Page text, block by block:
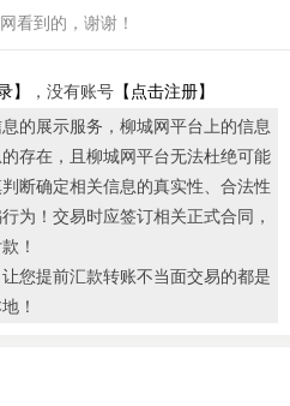
看到的，谢谢！
】 ，没有账号 【点击注册】
的展示服务，柳城网平台上的信息
存在，且柳城网平台无法杜绝可能
断确定相关信息的真实性、合法性
为！交易时应签订相关正式合同，
！
您提前汇款转账不当面交易的都是
！